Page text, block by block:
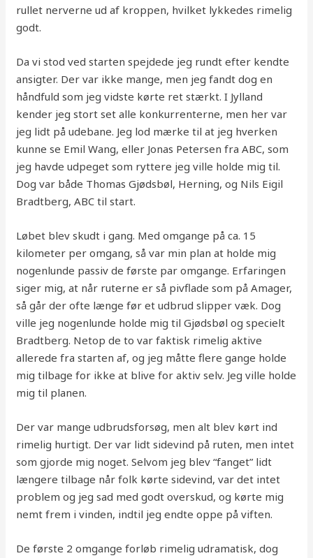
rullet nerverne ud af kroppen, hvilket lykkedes rimelig
godt.
Da vi stod ved starten spejdede jeg rundt efter kendte
ansigter. Der var ikke mange, men jeg fandt dog en
håndfuld som jeg vidste kørte ret stærkt. I Jylland
kender jeg stort set alle konkurrenterne, men her var
jeg lidt på udebane. Jeg lod mærke til at jeg hverken
kunne se Emil Wang, eller Jonas Petersen fra ABC, som
jeg havde udpeget som ryttere jeg ville holde mig til.
Dog var både Thomas Gjødsbøl, Herning, og Nils Eigil
Bradtberg, ABC til start.
Løbet blev skudt i gang. Med omgange på ca. 15
kilometer per omgang, så var min plan at holde mig
nogenlunde passiv de første par omgange. Erfaringen
siger mig, at når ruterne er så pivflade som på Amager,
så går der ofte længe før et udbrud slipper væk. Dog
ville jeg nogenlunde holde mig til Gjødsbøl og specielt
Bradtberg. Netop de to var faktisk rimelig aktive
allerede fra starten af, og jeg måtte flere gange holde
mig tilbage for ikke at blive for aktiv selv. Jeg ville holde
mig til planen.
Der var mange udbrudsforsøg, men alt blev kørt ind
rimelig hurtigt. Der var lidt sidevind på ruten, men intet
som gjorde mig noget. Selvom jeg blev “fanget” lidt
længere tilbage når folk kørte sidevind, var det intet
problem og jeg sad med godt overskud, og kørte mig
nemt frem i vinden, indtil jeg endte oppe på viften.
De første 2 omgange forløb rimelig udramatisk, dog